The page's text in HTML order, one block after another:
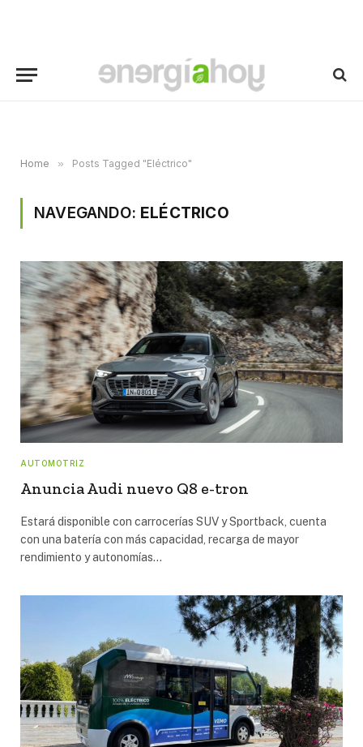
Home » Posts Tagged "Eléctrico"
NAVEGANDO: ELÉCTRICO
AUTOMOTRIZ
Anuncia Audi nuevo Q8 e-tron
Estará disponible con carrocerías SUV y Sportback, cuenta
con una batería con más capacidad, recarga de mayor
rendimiento y autonomías…